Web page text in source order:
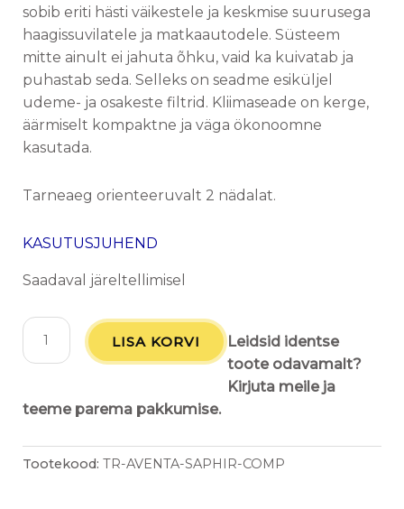
sobib eriti hästi väikestele ja keskmise suurusega
haagissuvilatele ja matkaautodele. Süsteem
mitte ainult ei jahuta õhku, vaid ka kuivatab ja
puhastab seda. Selleks on seadme esiküljel
udeme- ja osakeste filtrid. Kliimaseade on kerge,
äärmiselt kompaktne ja väga ökonoomne
kasutada.
Tarneaeg orienteeruvalt 2 nädalat.
KASUTUSJUHEND
Saadaval järeltellimisel
LISA KORVI
Leidsid identse
toote odavamalt?
Kirjuta meile ja
teeme parema pakkumise.
Tootekood: TR-AVENTA-SAPHIR-COMP